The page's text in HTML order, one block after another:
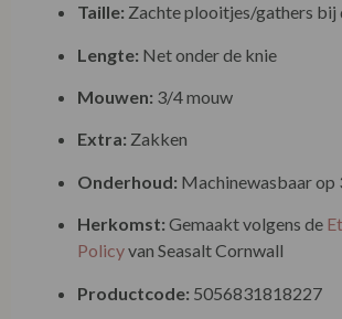
Taille: Zachte plooitjes/gathers bij
Lengte: Net onder de knie
Mouwen: 3/4 mouw
Extra: Zakken
Onderhoud: Machinewasbaar op
Herkomst: Gemaakt volgens de
Policyvan Seasalt Cornwall
Productcode: 5056831818227